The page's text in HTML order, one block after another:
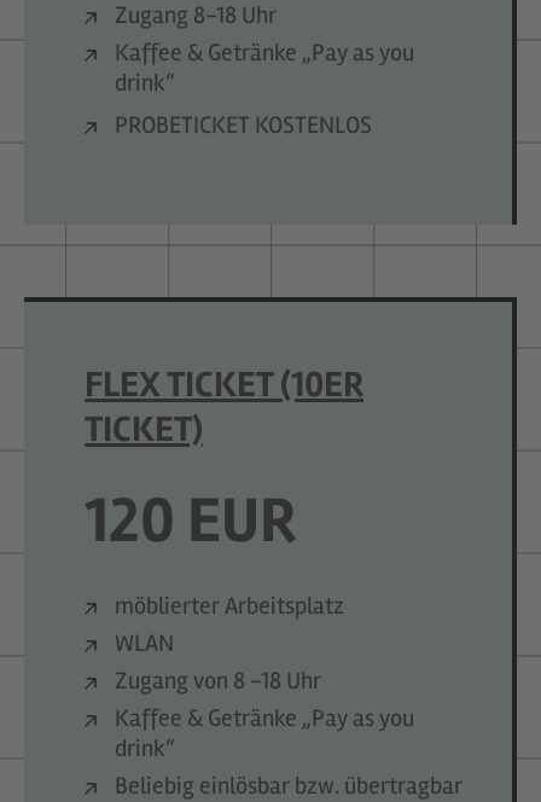
Zugang 8-18 Uhr
Kaffee & Getränke „Pay as you
drink“
PROBETICKET KOSTENLOS
FLEX TICKET (10ER
TICKET)
120 EUR
möblierter Arbeitsplatz
WLAN
Zugang von 8 -18 Uhr
Kaffee & Getränke „Pay as you
drink“
Beliebig einlösbar bzw. übertragbar